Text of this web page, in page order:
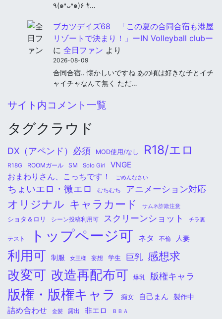
٩(๑❛ᴗ❛๑)۶ ﾔ…
ブカツデイズ68 「この夏の合同合宿も港屋
リゾートで決まり！」ーIN Volleyball clubー
に 全日ファン より
2026-08-09
合同合宿‥ 懐かしいですね あの頃は好きな子とイチ
ャイチャなんて無く ただ…
サイト内コメント一覧
タグクラウド
DX（アペンド）必須 MOD使用/なし R18/エロ
R18G ROOMガール SM Solo Girl VNGE
おまわりさん、こっちです！ ごめんなさい
ちょいエロ・微エロ むちむち アニメーション対応
オリジナル キャラカード サムネ詐欺注意
ショタ＆ロリ シーン投稿利用可 スクリーンショット チラ裏
テスト トップページ可 ネタ 不倫 人妻
利用可 制服 女王様 妄想 学生 巨乳 感想求
改変可 改造再配布可 爆乳 版権キャラ
版権・版権キャラ 痴女 自己まん 製作中
詰め合わせ 金髪 露出 非エロ ＢＢＡ